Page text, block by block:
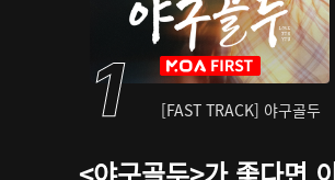
[FAST TRACK] 야구골두